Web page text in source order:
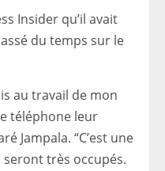
Insider qu’il avait
du temps sur le
au travail de mon
téléphone leur
Jampala. “C’est une
très occupés.